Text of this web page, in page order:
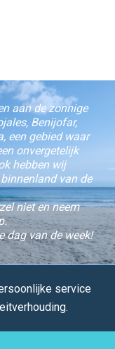
aan de zonnige
Benijofar,
een gebied waar
onvergetelijk
hebben wij
van de
niet en neem
dag van de week!
service